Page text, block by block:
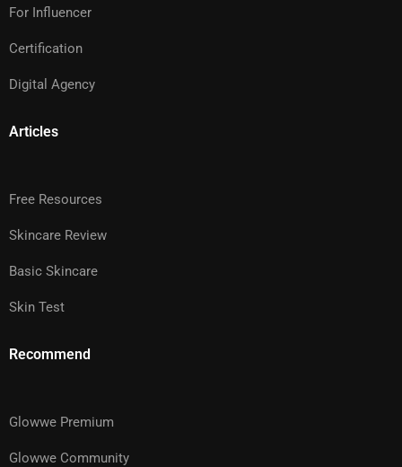
For Influencer
Certification
Digital Agency
Articles
Free Resources
Skincare Review
Basic Skincare
Skin Test
Recommend
Glowwe Premium
Glowwe Community